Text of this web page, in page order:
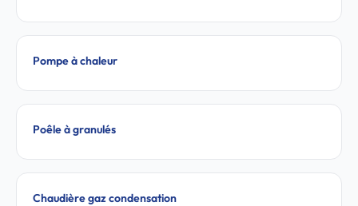
Pompe à chaleur
Poêle à granulés
Chaudière gaz condensation